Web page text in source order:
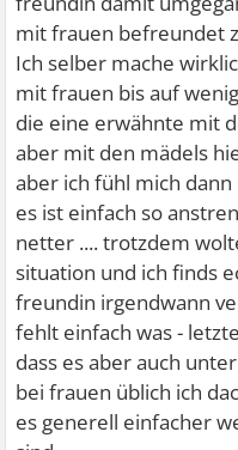
_
mit frauen befreundet
Ich selber mache
mit frauen bis auf
die eine erwähnte mit
aber mit den mädels
aber ich fühl mich
es ist einfach so
netter .... trotzdem
situation und ich finds
freundin irgendwann
fehlt einfach was -
dass es aber auch
bei frauen üblich ich
es generell einfacher